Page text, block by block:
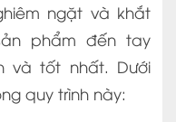
ngặt và khắt
phẩm đến tay
và tốt nhất. Dưới
quy trình này: